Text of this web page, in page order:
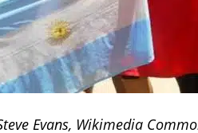
Evans, Wikimedia